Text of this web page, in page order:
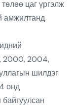
цаг үргэлж
амжилтанд
2000, 2004,
шилдэг
онд